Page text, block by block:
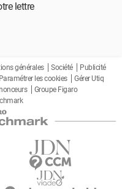
lettre
générales Société
Publicité
Paramétrer les cookies
Gérer Utiq
Groupe Figaro